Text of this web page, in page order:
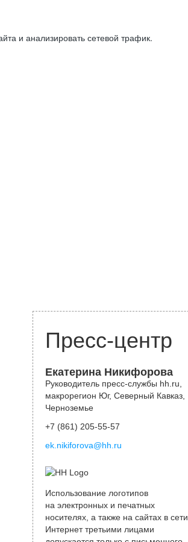
и анализировать сетевой трафик.
Пресс-центр
Екатерина Никифорова
Руководитель пресс-службы hh.ru,
макрорегион Юг, Северный Кавказ,
Черноземье
+7 (861) 205-55-57
ek.nikiforova@hh.ru
Использование логотипов
на электронных и печатных
носителях, а также на сайтах в сети
Интернет третьими лицами